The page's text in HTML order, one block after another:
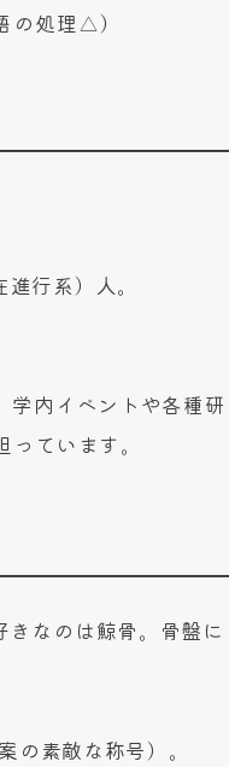
処理△）
行系）人。
学内イベントや各種研
ています。
なのは鯨骨。骨盤に
素敵な称号）。